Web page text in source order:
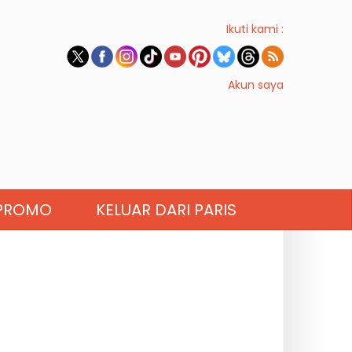
Ikuti kami :
Akun saya
KELUAR DARI PARIS